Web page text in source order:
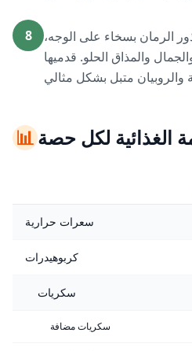
8
الرمان بسخاء على الوجه،
والمذاق الحلو. قدميها
📊الغذائية لكل حصة
سعرات حرارية
كربوهيدرات
سكريات
سكريات مضافة